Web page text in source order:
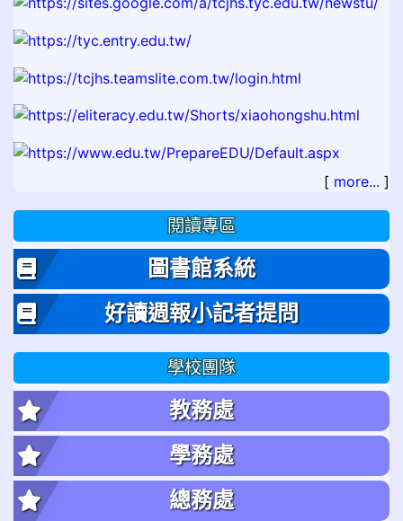
[ more... ]
閱讀專區
圖書館系統
好讀週報小記者提問
學校團隊
教務處
學務處
總務處